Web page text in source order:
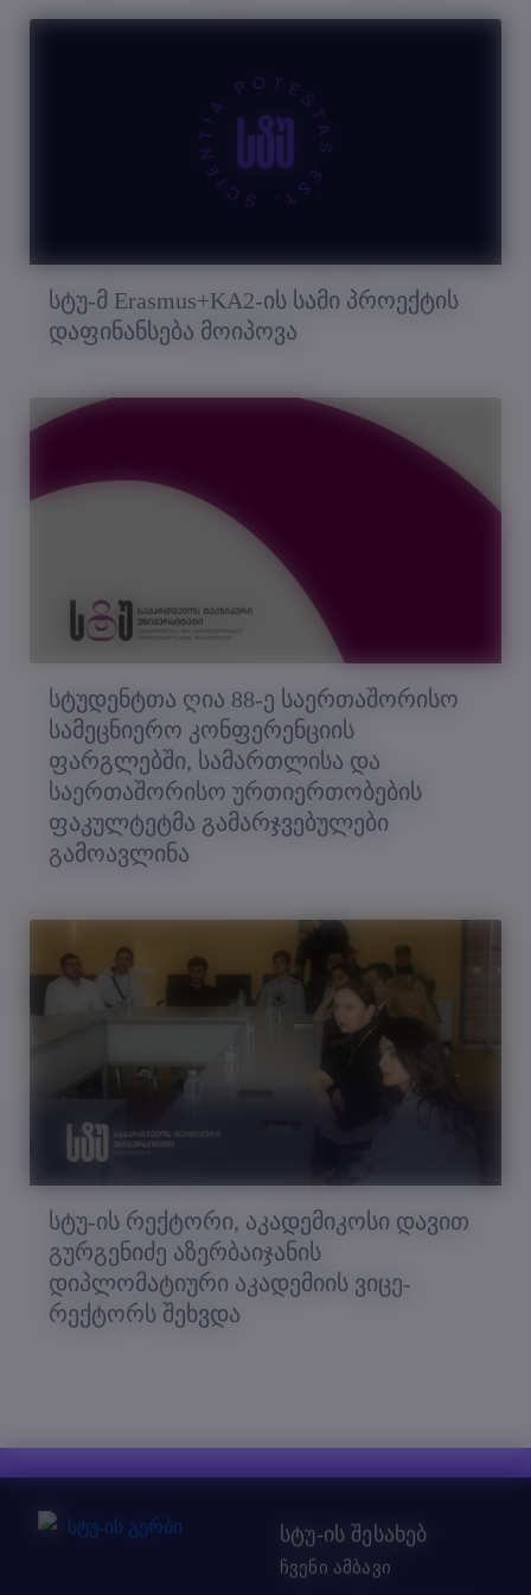
სტუ-მ Erasmus+KA2-ის სამი პროექტის
დაფინანსება მოიპოვა
სტუდენტთა ღია 88-ე საერთაშორისო
სამეცნიერო კონფერენციის
ფარგლებში, სამართლისა და
საერთაშორისო ურთიერთობების
ფაკულტეტმა გამარჯვებულები
გამოავლინა
სტუ-ის რექტორი, აკადემიკოსი დავით
გურგენიძე აზერბაიჯანის
დიპლომატიური აკადემიის ვიცე-
რექტორს შეხვდა
სტუ-ის შესახებ
ჩვენი ამბავი